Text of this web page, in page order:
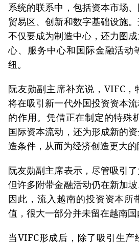
系统的联系中，包括资本市场
贸易区、创新和数字基础设施
不仅要成为制造中心，还力图
心、服务中心和国际金融活动
纽。
阮友勋副主席补充说，VIFC，
将在吸引新一代外国投资资本
的作用。凭借正在制定的特殊
国际资本流动，还为形成新的
造条件，从而为经济创造更大的
阮友勋副主席表示，尽管吸引
但许多附带金融活动仍在新加坡
因此，流入越南的投资资本所
值，很大一部分并未留在越南国
当VIFC形成后，除了吸引生